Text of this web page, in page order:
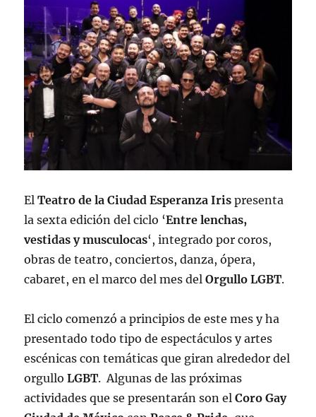
ElTeatro de la Ciudad Esperanza Iris presenta
la sexta edición del ciclo ‘Entre lenchas,
vestidas y musculocas‘, integrado por coros,
obras de teatro, conciertos, danza, ópera,
cabaret, en el marco del mes delOrgullo LGBT.
El ciclo comenzó a principios de este mes y ha
presentado todo tipo de espectáculos y artes
escénicas con temáticas que giran alrededor del
orgulloLGBT. Algunas de las próximas
actividades que se presentarán son elCoro Gay